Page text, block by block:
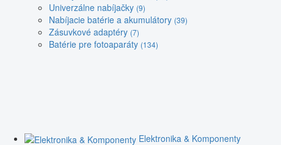
Univerzálne nabíjačky (9)
Nabíjacie batérie a akumulátory (39)
Zásuvkové adaptéry (7)
Batérie pre fotoaparáty (134)
Elektronika & Komponenty